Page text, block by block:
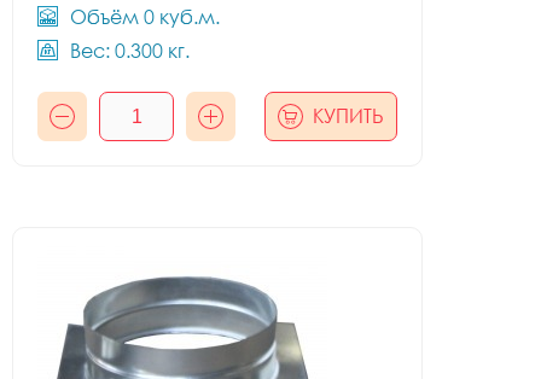
Объём 0 куб.м.
Вес: 0.300 кг.
КУПИТЬ